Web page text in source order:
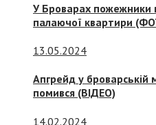
У Броварах пожежники
палаючої квартири
13.05.2024
Апгрейд у броварській
помився (ВІДЕО)
14.02.2024